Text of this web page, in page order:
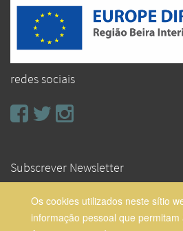
Os cookies utilizados neste sítio
informação pessoal que
redes sociais
Subscrever Newsletter